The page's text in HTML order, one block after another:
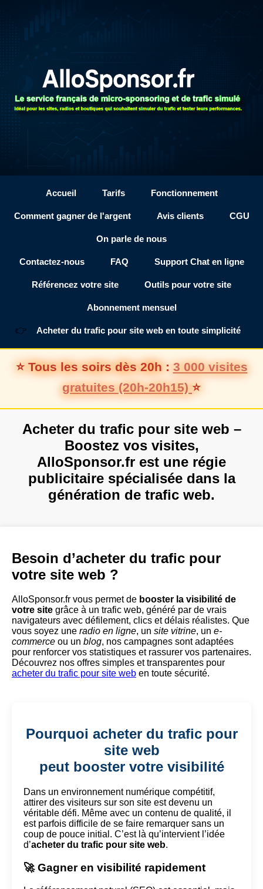
Accueil Tarifs Fonctionnement
Comment gagner de l'argent Avis clients CGU
On parle de nous
Contactez-nous FAQ Support Chat en ligne
Référencez votre site Outils pour votre site
Abonnement mensuel
👉 Acheter du trafic pour site web en toute simplicité
⭐ Tous les soirs dès 20h : 3 000 visites
gratuites (20h-20h15)⭐
Acheter du trafic pour site web –
Boostez vos visites,
AlloSponsor.fr est une régie
publicitairespécialisée dans la
génération de trafic web.
Besoin d’acheter du trafic pour
votre site web ?
AlloSponsor.fr vous permet de booster la visibilité de
votre site grâce à un trafic web, généré par de vrais
navigateurs avec défilement, clics et délais réalistes. Que
vous soyez une radio en ligne, un site vitrine, un e-
commerce ou un blog, nos campagnes sont adaptées
pour renforcer vos statistiques et rassurer vos partenaires.
Découvrez nos offres simples et transparentes pour
acheter du trafic pour site web en toute sécurité.
Pourquoi acheter du trafic pour
site web
peut booster votre visibilité
Dans un environnement numérique compétitif,
attirer des visiteurs sur son site est devenu un
véritable défi. Même avec un contenu de qualité, il
est parfois difficile de se faire remarquer sans un
coup de pouce initial. C’est là qu’intervient l’idée
d’acheter du trafic pour site web.
🚀 Gagner en visibilité rapidement